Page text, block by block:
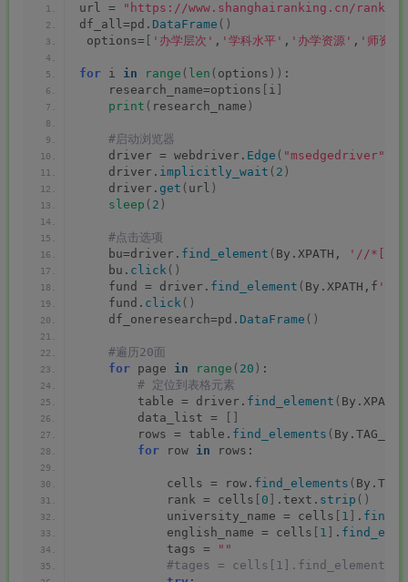
url =
"https://www.shanghairanking.cn/
df_all=pd. DataFrame ()
options=
'办学层次' , '学科水平' , '办学资源' , '师资规
for i in range ( len ( options )) :
    research_name=options
i
print ( research_name )
#启动浏览器
    driver = webdriver.
Edge ( "msedgedriver"
    driver.
implicitly_wait ( 2 )
    driver.
get ( url )
sleep ( 2 )
#点击选项
    bu=driver.
find_element ( By.XPATH,
'//
    bu.
click ()
    fund = driver.
find_element ( By.XPATH,f '//
    fund.
click ()
    df_oneresearch=pd.
DataFrame ()
#遍历20面
for page in range ( 20 ) :
# 定位到表格元素
        table = driver.
find_element (
        data_list =
        rows = table.
find_elements (
for row in rows:
            cells = row.
find_elements (
            rank = cells
0 .text. strip ()
            university_name = cells
1 .
            english_name = cells
1 .
            tags =
""
#tages =